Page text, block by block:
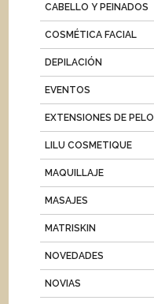
CABELLO Y PEINADOS
COSMÉTICA FACIAL
DEPILACIÓN
EVENTOS
EXTENSIONES DE PELO
LILU COSMETIQUE
MAQUILLAJE
MASAJES
MATRISKIN
NOVEDADES
NOVIAS